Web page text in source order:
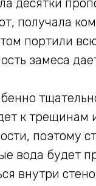
десятки
получала
портили
замеса
к трещинам
поэтому
вода будет
внутри